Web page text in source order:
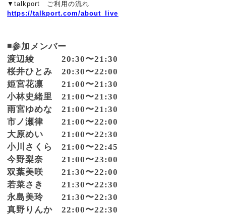
▼talkport ご利用の流れ
https://talkport.com/about_live
◾️参加メンバー
渡辺綾 20:30〜21:30
桜井ひとみ 20:30〜22:00
姫宮花凛 21:00〜21:30
小林史緒里 21:00〜21:30
雨宮ゆめな 21:00〜21:30
市ノ瀬律 21:00〜22:00
大原めい 21:00〜22:30
小川さくら 21:00〜22:45
今野梨奈 21:00〜23:00
双葉美咲 21:30〜22:00
若菜さき 21:30〜22:30
永島美玲 21:30〜22:30
真野りんか 22:00〜22:30